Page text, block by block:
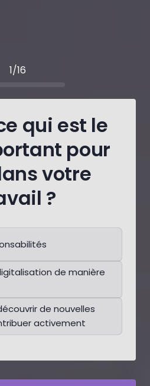
1/16
qui est le
pour
votre
?
de manière
de nouvelles
activement